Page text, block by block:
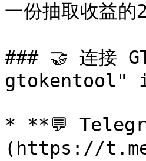
一份抽取收益的
### 🤝 连接
gtokentool"
* **💬
(https://